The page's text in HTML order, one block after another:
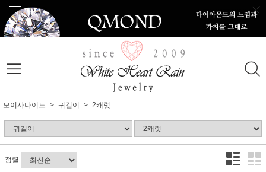
모이사나이트 귀걸이 2캐럿
정렬